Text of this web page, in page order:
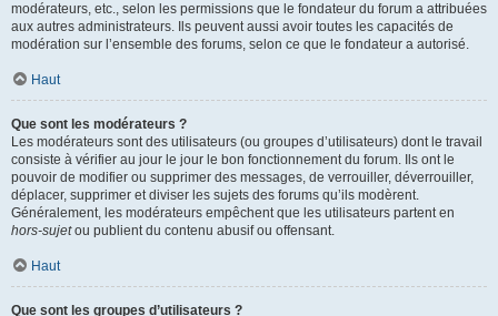
modérateurs, etc., selon les permissions que le fondateur du forum a attribuées
aux autres administrateurs. Ils peuvent aussi avoir toutes les capacités de
modération sur l’ensemble des forums, selon ce que le fondateur a autorisé.
Haut
Que sont les modérateurs ?
Les modérateurs sont des utilisateurs (ou groupes d’utilisateurs) dont le travail
consiste à vérifier au jour le jour le bon fonctionnement du forum. Ils ont le
pouvoir de modifier ou supprimer des messages, de verrouiller, déverrouiller,
déplacer, supprimer et diviser les sujets des forums qu’ils modèrent.
Généralement, les modérateurs empêchent que les utilisateurs partent en
hors-sujetou publient du contenu abusif ou offensant.
Haut
Que sont les groupes d’utilisateurs ?